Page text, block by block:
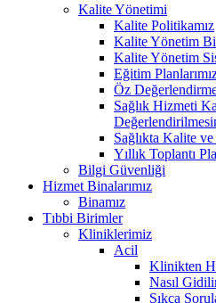
Kalite Yönetimi
Kalite Politikamız
Kalite Yönetim
Kalite Yönetim
Eğitim
Öz
Sağlık Hizmeti
Sağlıkta Kalite
Yıllık Toplantı
Bilgi Güvenliği
Hizmet Binalarımız
Binamız
Tıbbi Birimler
Kliniklerimiz
Acil
Klinikten
Nasıl
Sıkça